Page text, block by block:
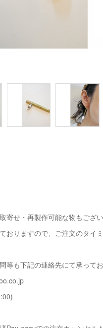
寄せ・再製作可能な物もござ
おりますので、ご注文のタイ
等も下記の連絡先にて承ってお